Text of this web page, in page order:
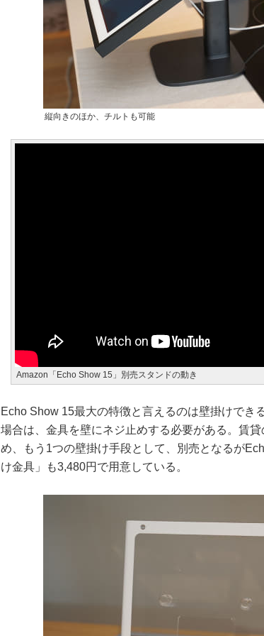
縦向きのほか、チルトも可能
Amazon「Echo Show 15」別売スタンドの動き
Echo Show 15最大の特徴と言えるのは壁掛けでき
場合は、金具を壁にネジ止めする必要がある。賃
め、もう1つの壁掛け手段として、別売となるが
け金具」も3,480円で用意している。